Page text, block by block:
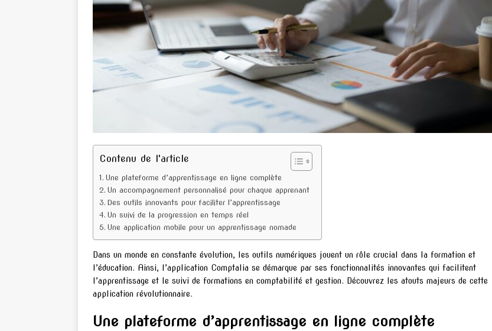
Contenu de l'article
Une plateforme d’apprentissage en ligne complète
Un accompagnement personnalisé pour chaque apprenant
Des outils innovants pour faciliter l’apprentissage
Un suivi de la progression en temps réel
Une application mobile pour un apprentissage nomade
Dans un monde en constante évolution, les outils numériques jouent un rôle crucial dans la formation et
l’éducation. Ainsi, l’application Comptalia se démarque par ses fonctionnalités innovantes qui facilitent
l’apprentissage et le suivi de formations en comptabilité et gestion. Découvrez les atouts majeurs de cette
application révolutionnaire.
Une plateforme d’apprentissage en ligne complète